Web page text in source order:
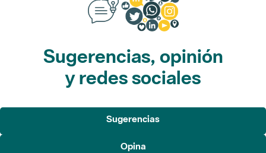
Sugerencias, opinión
y redes sociales
Sugerencias
Opina